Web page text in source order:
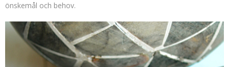
KBT-BEHANDLING
KRISSAMTAL
önskemål och behov.